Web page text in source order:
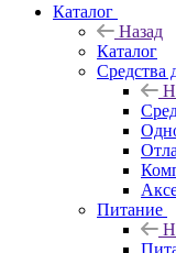
Каталог
Назад
Каталог
Средства
Питание